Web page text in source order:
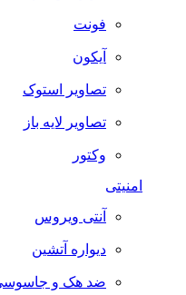
فونت
آیکون
تصاویر استوک
تصاویر لایه باز
وکتور
امنیتی
آنتی ویروس
دیواره آتشین
ضد هک و